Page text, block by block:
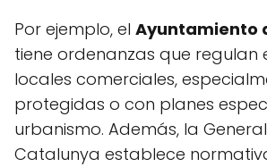
Por ejemplo, el Ayuntamiento
tiene ordenanzas que regulan
locales comerciales,
protegidas o con planes
urbanismo. Además, la
Catalunya establece